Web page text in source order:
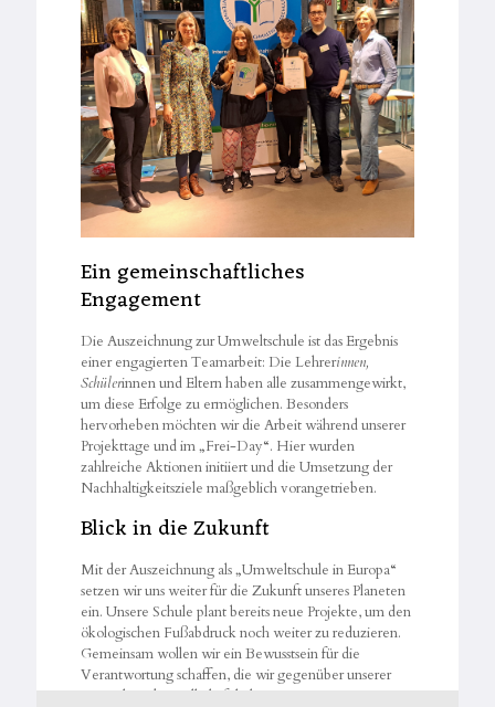
Ein gemeinschaftliches
Engagement
Die Auszeichnung zur Umweltschule ist das Ergebnis
einer engagierten Teamarbeit: Die Lehrerinnen,
Schülerinnen und Eltern haben alle zusammengewirkt,
um diese Erfolge zu ermöglichen. Besonders
hervorheben möchten wir die Arbeit während unserer
Projekttage und im „Frei-Day“. Hier wurden
zahlreiche Aktionen initiiert und die Umsetzung der
Nachhaltigkeitsziele maßgeblich vorangetrieben.
Blick in die Zukunft
Mit der Auszeichnung als „Umweltschule in Europa“
setzen wir uns weiter für die Zukunft unseres Planeten
ein. Unsere Schule plant bereits neue Projekte, um den
ökologischen Fußabdruck noch weiter zu reduzieren.
Gemeinsam wollen wir ein Bewusstsein für die
Verantwortung schaffen, die wir gegenüber unserer
Umwelt und Gesellschaft haben.